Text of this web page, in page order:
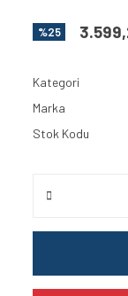
%25
Kategori
Marka
Stok Kodu